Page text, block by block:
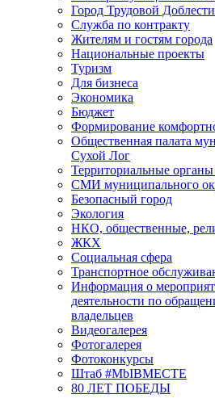
Город Трудовой
Служба по контракту
Жителям и гостям города
Национальные проекты
Туризм
Для бизнеса
Экономика
Бюджет
Формирование
Общественная палата
Сухой Лог
Территориальные органы
СМИ муниципального
Безопасный город
Экология
НКО, общественные,
ЖКХ
Социальная сфера
Транспортное
Информация о
деятельности по
владельцев
Видеогалерея
Фотогалерея
Фотоконкурсы
Штаб #MbIBMECTE
80 ЛЕТ ПОБЕДЫ